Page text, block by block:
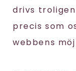
drivs
precis som
webbens